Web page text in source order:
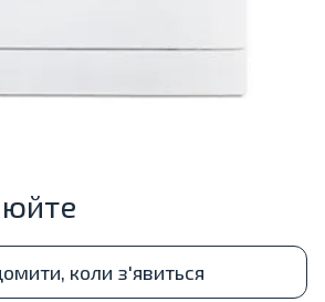
коли з'явиться